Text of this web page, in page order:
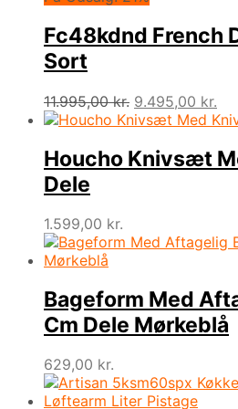
Fc48kdnd French
Sort
11.995,00kr. Den
oprindelige
var:
11.995,00 kr..
9.495,00 kr.
er:
Houcho Knivsæt
Dele
1.599,00 kr.
Bageform Med
Cm Dele Mørkeblå
629,00 kr.